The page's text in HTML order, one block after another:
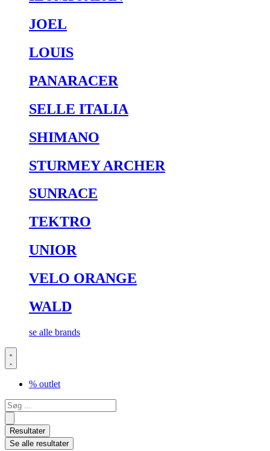
JOEL
LOUIS
PANARACER
SELLE ITALIA
SHIMANO
STURMEY ARCHER
SUNRACE
TEKTRO
UNIOR
VELO ORANGE
WALD
se alle brands
% outlet
Search
...
Resultater
Se alle resultater